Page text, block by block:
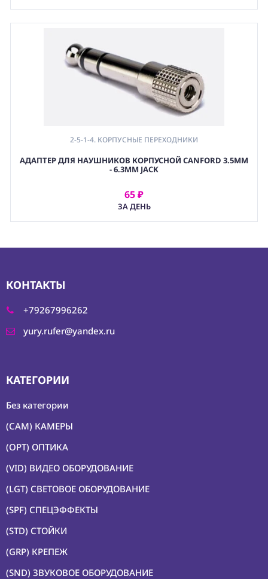
2-5-1-4. КОРПУСНЫЕ ПЕРЕХОДНИКИ
АДАПТЕР ДЛЯ НАУШНИКОВ КОРПУСНОЙ CANFORD 3.5MM
- 6.3MM JACK
65 ₽
ЗА ДЕНЬ
АРЕНДОВАТЬ
КОНТАКТЫ
+79267996262
yury.rufer@yandex.ru
КАТЕГОРИИ
Без категории
(CAM) КАМЕРЫ
(OPT) ОПТИКА
(VID) ВИДЕО ОБОРУДОВАНИЕ
(LGT) СВЕТОВОЕ ОБОРУДОВАНИЕ
(SPF) СПЕЦЭФФЕКТЫ
(STD) СТОЙКИ
(GRP) КРЕПЕЖ
(SND) ЗВУКОВОЕ ОБОРУДОВАНИЕ